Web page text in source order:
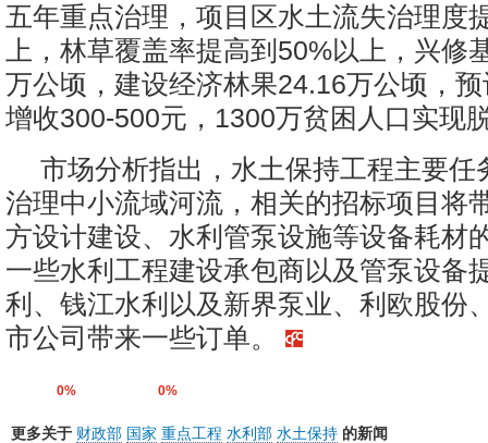
五年重点治理，项目区水土流失治理度
上，林草覆盖率提高到50%以上，兴修
万公顷，建设经济林果24.16万公顷，
增收300-500元，1300万贫困人口实现
市场分析指出，水土保持工程主要任
治理中小流域河流，相关的招标项目将
方设计建设、水利管泵设施等设备耗材
一些水利工程建设承包商以及管泵设备
利、钱江水利以及新界泵业、利欧股份
市公司带来一些订单。
0% 0%
更多关于 财政部 国家 重点工程 水利部 水土保持 的新闻